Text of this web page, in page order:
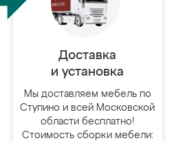
Доставка
и установка
Мы доставляем мебель по
Ступино и всей Московской
области бесплатно!
Стоимость сборки мебели: